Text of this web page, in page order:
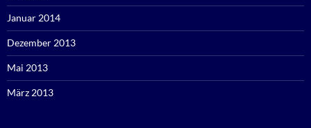
Januar 2014
Dezember 2013
Mai 2013
März 2013